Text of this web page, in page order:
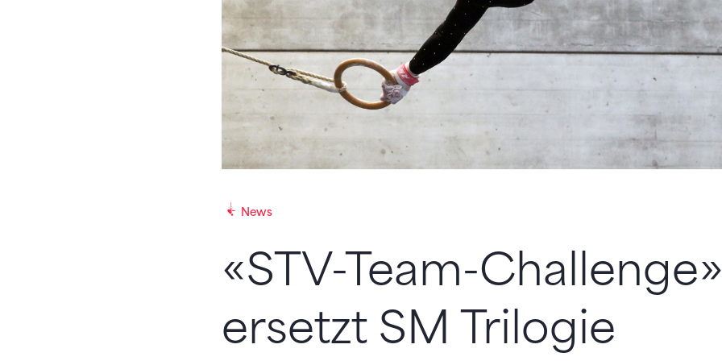
News
«STV-Team-
ersetzt SM Trilogie